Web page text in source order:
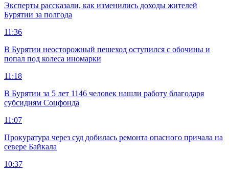
Эксперты рассказали, как изменились доходы жителей
Бурятии за полгода
11:36
В Бурятии неосторожный пешеход оступился с обочины и
попал под колеса иномарки
11:18
В Бурятии за 5 лет 1146 человек нашли работу благодаря
субсидиям Соцфонда
11:07
Прокуратура через суд добилась ремонта опасного причала на
севере Байкала
10:37